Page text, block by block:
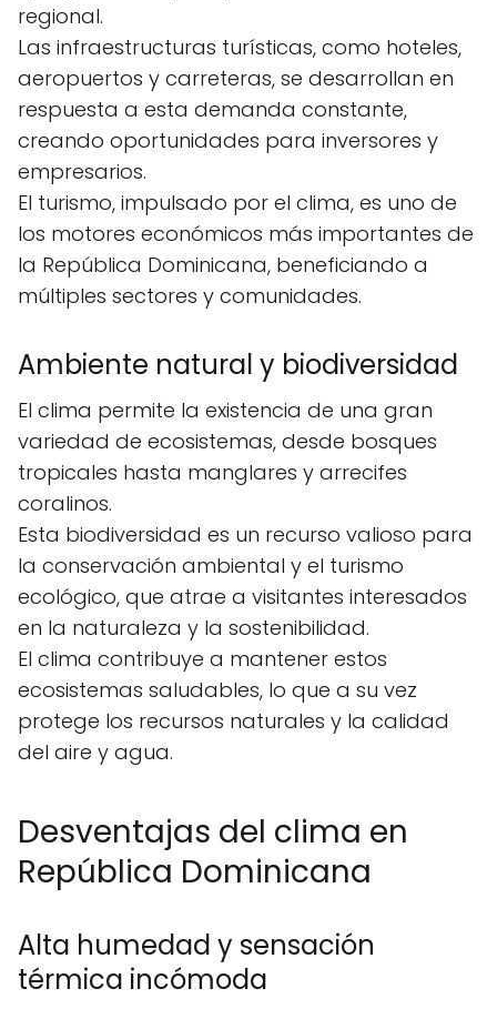
regional.
Las infraestructuras turísticas, como hoteles,
aeropuertos y carreteras, se desarrollan en
respuesta a esta demanda constante,
creando oportunidades para inversores y
empresarios.
El turismo, impulsado por el clima, es uno de
los motores económicos más importantes de
la República Dominicana, beneficiando a
múltiples sectores y comunidades.
Ambiente natural y biodiversidad
El clima permite la existencia de una gran
variedad de ecosistemas, desde bosques
tropicales hasta manglares y arrecifes
coralinos.
Esta biodiversidad es un recurso valioso para
la conservación ambiental y el turismo
ecológico, que atrae a visitantes interesados
en la naturaleza y la sostenibilidad.
El clima contribuye a mantener estos
ecosistemas saludables, lo que a su vez
protege los recursos naturales y la calidad
del aire y agua.
Desventajas del clima en
República Dominicana
Alta humedad y sensación
térmica incómoda